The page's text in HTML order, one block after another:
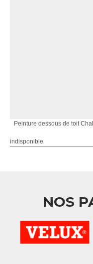
Peinture dessous de toit
indisponible
NOS